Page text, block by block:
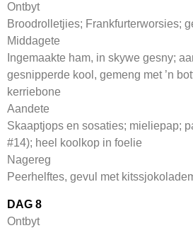
Ontbyt
Broodrolletjies; Frankfurterworsies;
Middagete
Ingemaakte ham, in skywe gesny;
gesnipperde kool, gemeng met ’n
kerriebone
Aandete
Skaaptjops en sosaties; mieliepap;
#14); heel koolkop in foelie
Nagereg
Peerhelftes, gevul met
DAG 8
Ontbyt